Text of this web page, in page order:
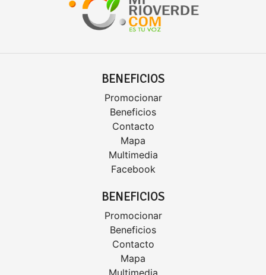
BENEFICIOS
Promocionar
Beneficios
Contacto
Mapa
Multimedia
Facebook
BENEFICIOS
Promocionar
Beneficios
Contacto
Mapa